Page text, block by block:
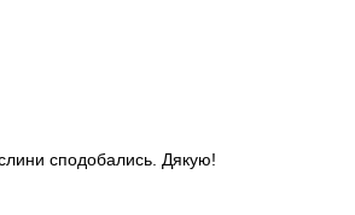
сподобались. Дякую!